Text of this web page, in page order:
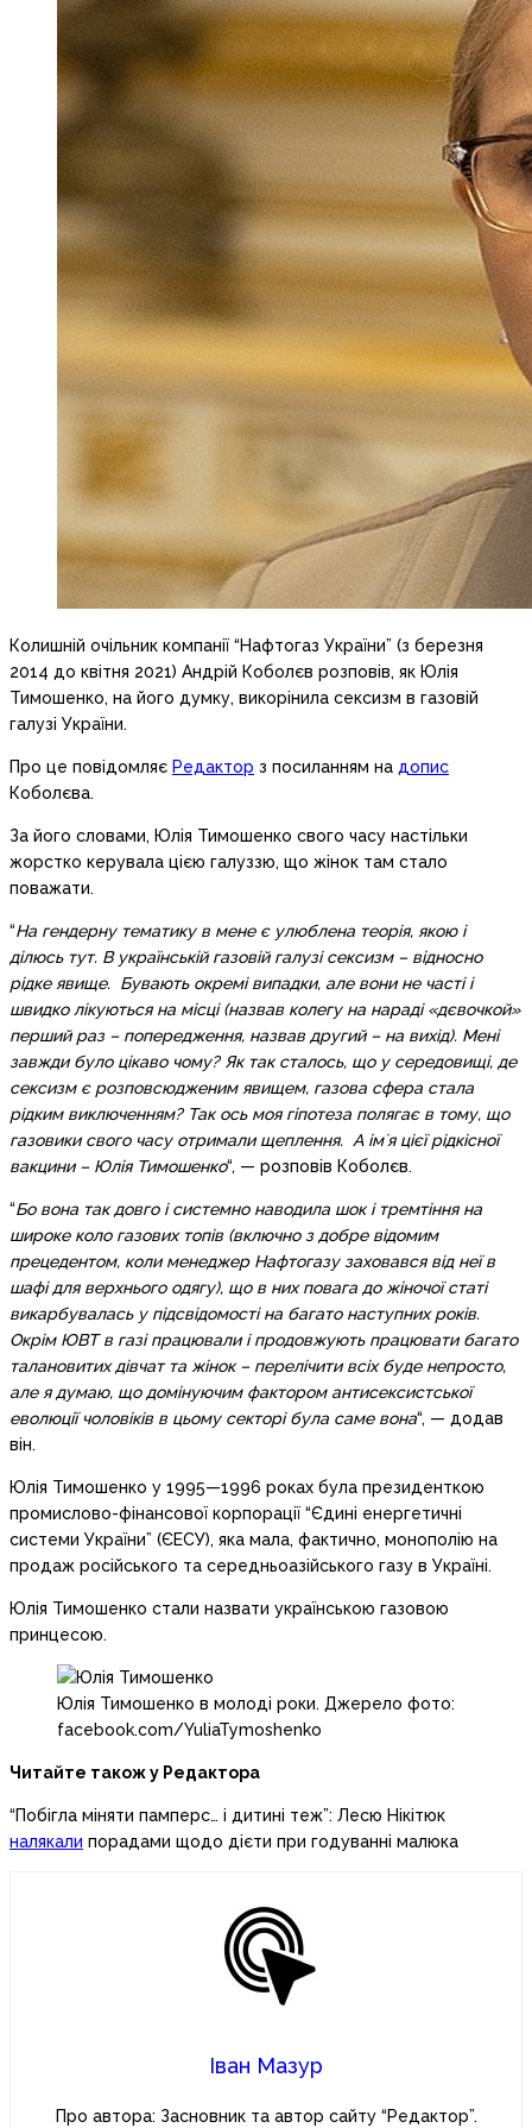
Колишній очільник компанії “Нафтогаз України” (з березня
2014 до квітня 2021) Андрій Коболєв розповів, як Юлія
Тимошенко, на його думку, викорінила сексизм в газовій
галузі України.
Про це повідомляє Редактор з посиланням на допис
Коболєва.
За його словами, Юлія Тимошенко свого часу настільки
жорстко керувала цією галуззю, що жінок там стало
поважати.
“На гендерну тематику в мене є улюблена теорія, якою і
ділюсь тут. В українській газовій галузі сексизм – відносно
рідке явище. Бувають окремі випадки, але вони не часті і
швидко лікуються на місці (назвав колегу на нараді «дєвочкой»
перший раз – попередження, назвав другий – на вихід). Мені
завжди було цікаво чому? Як так сталось, що у середовищі, де
сексизм є розповсюдженим явищем, газова сфера стала
рідким виключенням? Так ось моя гіпотеза полягає в тому, що
газовики свого часу отримали щеплення. А імʼя цієї рідкісної
вакцини – Юлія Тимошенко“, — розповів Коболєв.
“Бо вона так довго і системно наводила шок і тремтіння на
широке коло газових топів (включно з добре відомим
прецедентом, коли менеджер Нафтогазу заховався від неї в
шафі для верхнього одягу), що в них повага до жіночої статі
викарбувалась у підсвідомості на багато наступних років.
Окрім ЮВТ в газі працювали і продовжують працювати багато
талановитих дівчат та жінок – перелічити всіх буде непросто,
але я думаю, що домінуючим фактором антисексистської
еволюції чоловіків в цьому секторі була саме вона“, — додав
він.
Юлія Тимошенко у 1995—1996 роках була президенткою
промислово-фінансової корпорації “Єдині енергетичні
системи України” (ЄЕСУ), яка мала, фактично, монополію на
продаж російського та середньоазійського газу в Україні.
Юлія Тимошенко стали назвати українською газовою
принцесою.
Юлія Тимошенко в молоді роки. Джерело фото:
facebook.com/YuliaTymoshenko
Читайте також у Редактора
“Побігла міняти памперс… і дитині теж”: Лесю Нікітюк
налякали порадами щодо дієти при годуванні малюка
Іван Мазур
Про автора: Засновник та автор сайту “Редактор”.